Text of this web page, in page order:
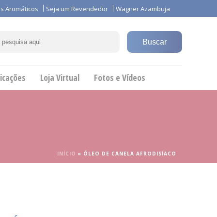
Aromáticos Seja um Revendedor Wagner Azambuja
Loja Virtual Fotos e Vídeos
INÍCIO » ÓLEO DE CANELA AFRODISÍACO